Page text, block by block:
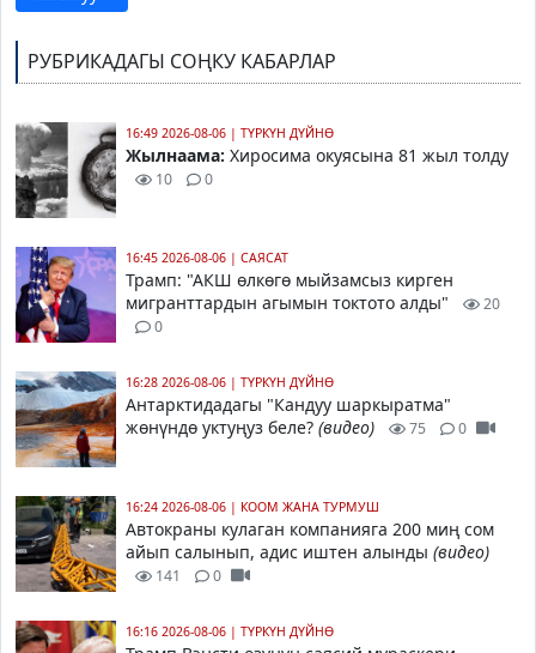
РУБРИКАДАГЫ СОҢКУ КАБАРЛАР
16:49 2026-08-06 | ТҮРКҮН ДҮЙНӨ
Жылнаама:Хиросима окуясына 81 жыл толду
10 0
16:45 2026-08-06 | САЯСАТ
Трамп: "АКШ өлкөгө мыйзамсыз кирген
мигранттардын агымын токтото алды"
20
0
16:28 2026-08-06 | ТҮРКҮН ДҮЙНӨ
Антарктидадагы "Кандуу шаркыратма"
жөнүндө уктуңуз беле?(видео) 75 0
16:24 2026-08-06 | КООМ ЖАНА ТУРМУШ
Автокраны кулаган компанияга 200 миң сом
айып салынып, адис иштен алынды (видео)
141 0
16:16 2026-08-06 | ТҮРКҮН ДҮЙНӨ